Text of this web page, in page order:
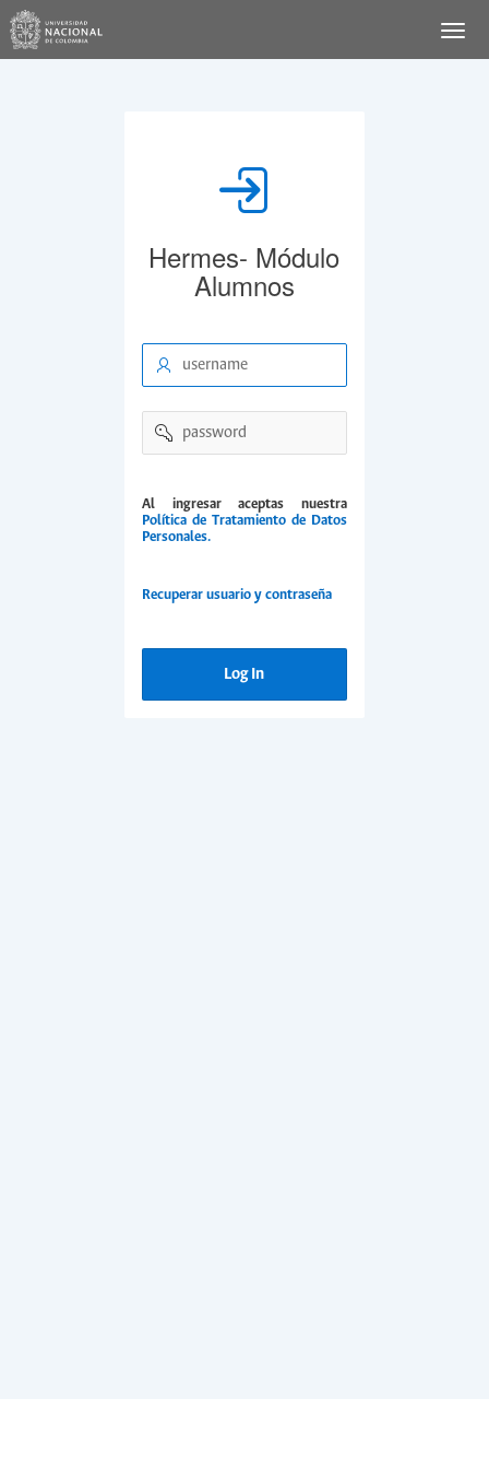
Hermes- Módulo
Alumnos
username
password
Al ingresar aceptas nuestra
Política de Tratamiento de Datos
Personales.
Recuperar usuario y contraseña
Log In